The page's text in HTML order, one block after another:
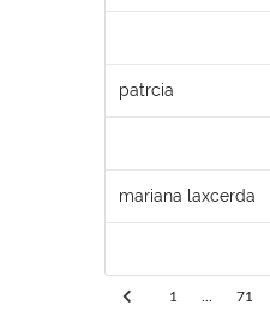
patrcia
mariana laxcerda
1 71